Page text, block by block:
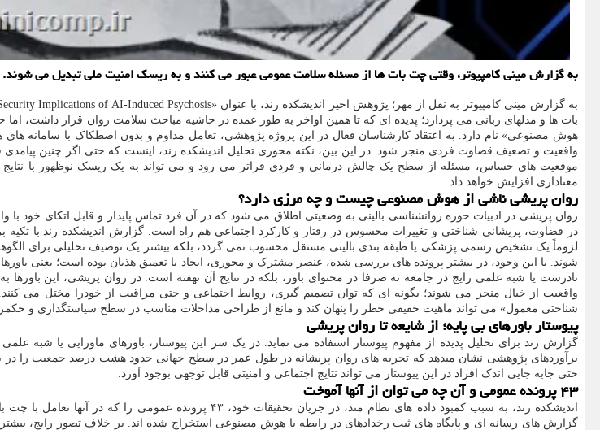
به گزارش مینی کامپیوتر، وقتی چت بات ها از مسئله سلامت عمومی عبور می کنند و به ریسک امنیت ملی تبدیل می شوند.
بات ها و مدلهای زبانی می پردازد؛ پدیده ای که تا همین اواخر به طور عمده در حاشیه مباحث سلامت روان قرار داشت،
هوش مصنوعی» نام دارد. به اعتقاد کارشناسان فعال در این پروژه پژوهشی، تعامل مداوم و بدون اصطکاک با سامانه
واقعیت و تضعیف قضاوت فردی منجر شود. در این بین، نکته محوری تحلیل اندیشکده رند، اینست که حتی اگر چنین پیامدی
موقعیت های حساس، مسئله از سطح یک چالش درمانی و فردی فراتر می رود و می تواند به یک ریسک نوظهور با نتایج
معناداری افزایش خواهد داد.
روان پریشی ناشی از هوش مصنوعی چیست و چه مرزی دارد؟
روان پریشی در ادبیات حوزه روانشناسی بالینی به وضعیتی اطلاق می شود که در آن فرد تماس پایدار و قابل اتکای خود
لزوماً یک تشخیص رسمی پزشکی یا طبقه بندی بالینی مستقل محسوب نمی گردد، بلکه بیشتر یک توصیف تحلیلی برای
شوند. با این وجود، در بیشتر پرونده های بررسی شده، عنصر مشترک و محوری، ایجاد یا تعمیق هذیان بوده است؛ یعنی
نادرست یا شبه علمی رایج در جامعه نه صرفا در محتوای باور، بلکه در نتایج آن نهفته است. در روان پریشی، این
واقعیت از خیال منجر می شوند؛ بگونه ای که توان تصمیم گیری، روابط اجتماعی و حتی مراقبت از خودرا مختل می
شناختی معمول» می تواند ماهیت حقیقی خطر را پنهان کند و مانع از طراحی مداخلات مناسب در سطح سیاستگذاری و
پیوستار باورهای بی پایه؛ از شایعه تا روان پریشی
گزارش رند برای تحلیل پدیده از مفهوم پیوستار استفاده می نماید. در یک سر این پیوستار، باورهای ماورایی یا شبه
برآوردهای پژوهشی نشان میدهد که تجربه های روان پریشانه در طول عمر در سطح جهانی حدود هشت درصد جمعیت را در
حتی جابه جایی اندک افراد در این پیوستار می تواند نتایج اجتماعی و امنیتی قابل توجهی بوجود آورد.
۴۳ پرونده عمومی و آن چه می توان از آنها آموخت
اندیشکده رند، به سبب کمبود داده های نظام مند، در جریان
گزارش های رسانه ای و پایگاه های ثبت رخدادهای در رابطه با هوش مصنوعی استخراج شده اند. بر خلاف تصور رایج، بیشتر